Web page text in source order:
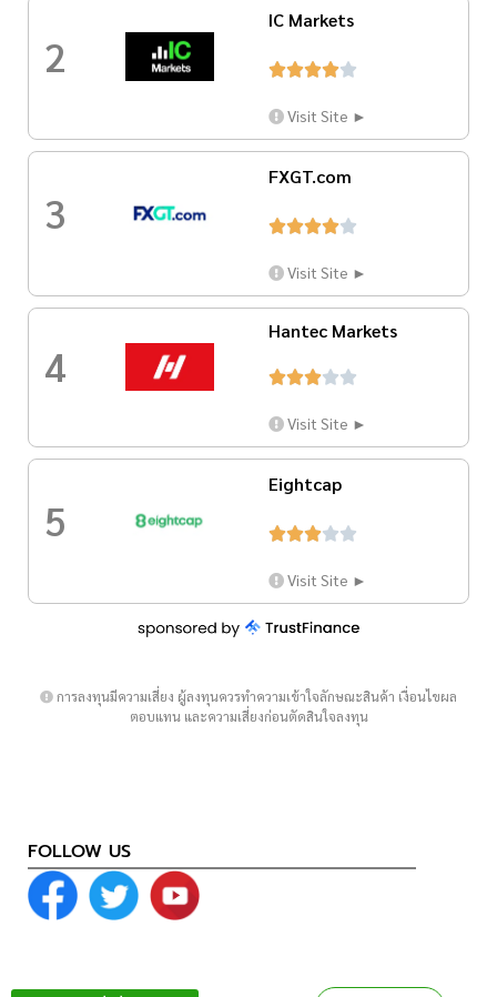
2
IC Markets

Visit Site ►
3
FXGT.com

Visit Site ►
4
Hantec Markets

Visit Site ►
5
Eightcap

Visit Site ►
การลงทุนมีความเสี่ยง ผู้ลงทุนควรทำความเข้าใจลักษณะสินค้า เงื่อนไขผล
ตอบแทน และความเสี่ยงก่อนตัดสินใจลงทุน
FOLLOW US